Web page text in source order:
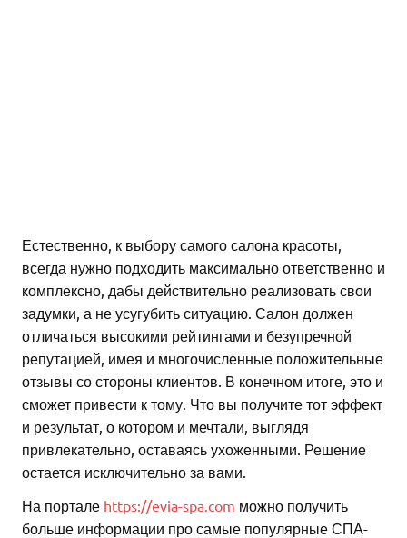
Естественно, к выбору самого салона красоты,
всегда нужно подходить максимально ответственно и
комплексно, дабы действительно реализовать свои
задумки, а не усугубить ситуацию. Салон должен
отличаться высокими рейтингами и безупречной
репутацией, имея и многочисленные положительные
отзывы со стороны клиентов. В конечном итоге, это и
сможет привести к тому. Что вы получите тот эффект
и результат, о котором и мечтали, выглядя
привлекательно, оставаясь ухоженными. Решение
остается исключительно за вами.
На портале https://evia-spa.com можно получить
больше информации про самые популярные СПА-